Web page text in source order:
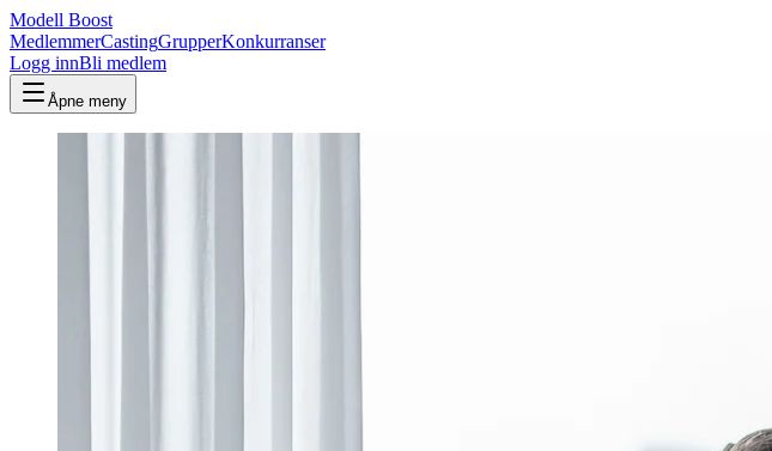
Modell Boost
MedlemmerCastingGrupperKonkurranser
Logg innBli medlem
Åpne meny